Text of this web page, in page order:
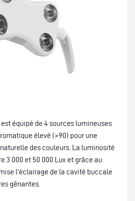
équipé de 4 sources lumineuses
élevé (>90) pour une
des couleurs. La luminosité
3 000 et 50 000 Lux et grâce au
l'éclairage de la cavité buccale
gênantes.